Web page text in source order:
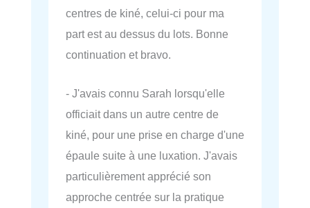
centres de kiné, celui-ci pour ma
part est au dessus du lots. Bonne
continuation et bravo.
- J'avais connu Sarah lorsqu'elle
officiait dans un autre centre de
kiné, pour une prise en charge d'une
épaule suite à une luxation. J'avais
particulièrement apprécié son
approche centrée sur la pratique